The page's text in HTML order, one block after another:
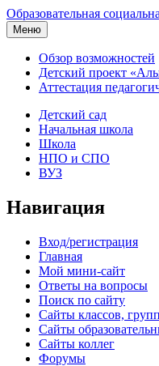
Образовательная
Меню
Обзор возможностей
Детский проект
Аттестация
Детский сад
Начальная школа
Школа
НПО и СПО
ВУЗ
Навигация
Вход/регистрация
Главная
Мой мини-сайт
Ответы на вопросы
Поиск по сайту
Сайты классов,
Сайты
Сайты коллег
Форумы